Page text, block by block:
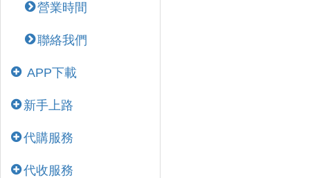
營業時間
聯絡我們
APP下載
新手上路
代購服務
代收服務